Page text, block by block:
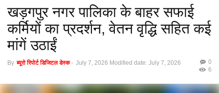
राशिफल / ज्योतिष स्वास्थ्य (Health)
खड़गपुर नगर पालिका के बाहर सफाई
कर्मियों का प्रदर्शन, वेतन वृद्धि सहित कई
मांगें उठाईं
By ब्यूरो रिपोर्ट डिजिटल डेस्क - July 7, 2026 Modified date: July 7, 2026
0
6